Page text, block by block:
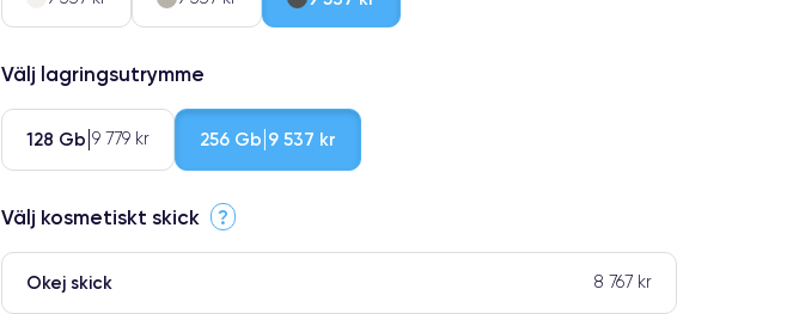
Välj lagringsutrymme
128 Gb 9 779 kr 256 Gb 9 537 kr
Välj kosmetiskt skick ?
Okej skick 8 767 kr